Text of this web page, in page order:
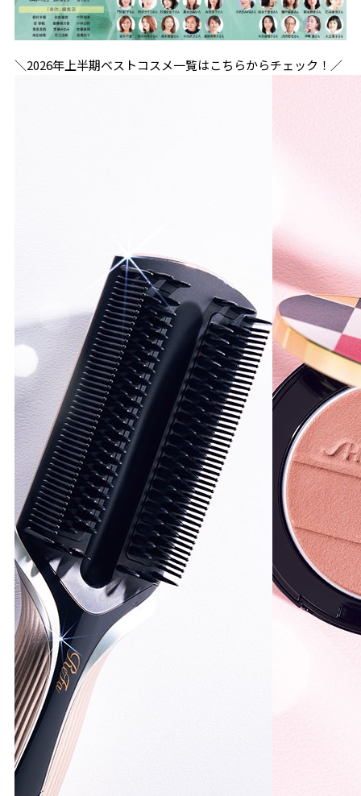
＼2026年上半期ベストコスメ一覧はこちらからチェック！／